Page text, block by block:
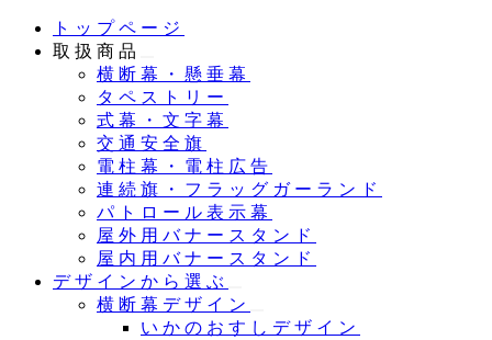
トップページ
取扱商品
横断幕・懸垂幕
タペストリー
式幕・文字幕
交通安全旗
電柱幕・電柱広告
連続旗・フラッグガーランド
パトロール表示幕
屋外用バナースタンド
屋内用バナースタンド
デザインから選ぶ
横断幕デザイン
いかのおすしデザイン